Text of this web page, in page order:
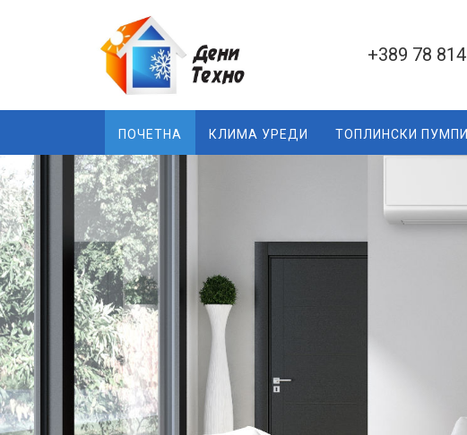
+389 78
ПОЧЕТНА КЛИМА УРЕДИ ТОПЛИНСКИ ПУМПИ